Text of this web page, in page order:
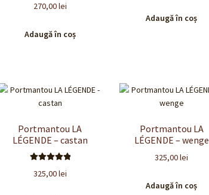
5.00
270,00lei
Adaugă în coș
Adaugă în coș
Portmantou LA
LÉGENDE – castan
5.00 din 5
325,00lei
Portmantou LA
LÉGENDE – wenge
325,00lei
Adaugă în coș